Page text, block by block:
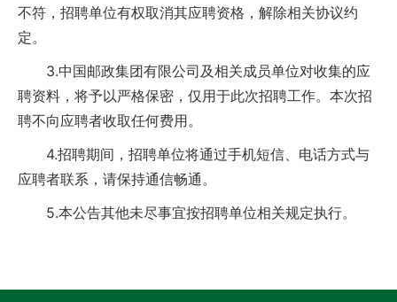
不符，招聘单位有权取消其应聘资格，解除相关协议约
定。
3.中国邮政集团有限公司及相关成员单位对收集的应
聘资料，将予以严格保密，仅用于此次招聘工作。本次招
聘不向应聘者收取任何费用。
4.招聘期间，招聘单位将通过手机短信、电话方式与
应聘者联系，请保持通信畅通。
5.本公告其他未尽事宜按招聘单位相关规定执行。